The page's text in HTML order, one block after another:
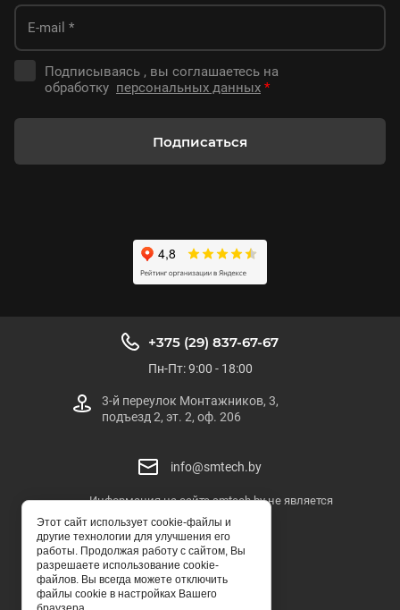
Подписываясь , вы соглашаетесь на
обработку персональных данных *
Подписаться
SMTECH.BY
© ООО "СМТЕХ-БЕЛ"
+375 (29) 837-67-67
Пн-Пт: 9:00 - 18:00
3-й переулок Монтажников, 3,
подъезд 2, эт. 2, оф. 206
info@smtech.by
Информация на сайте smtech.by не является
публичной офертой
Этот сайт использует cookie-файлы и
другие технологии для улучшения его
работы. Продолжая работу с сайтом, Вы
разрешаете использование cookie-
файлов. Вы всегда можете отключить
файлы cookie в настройках Вашего